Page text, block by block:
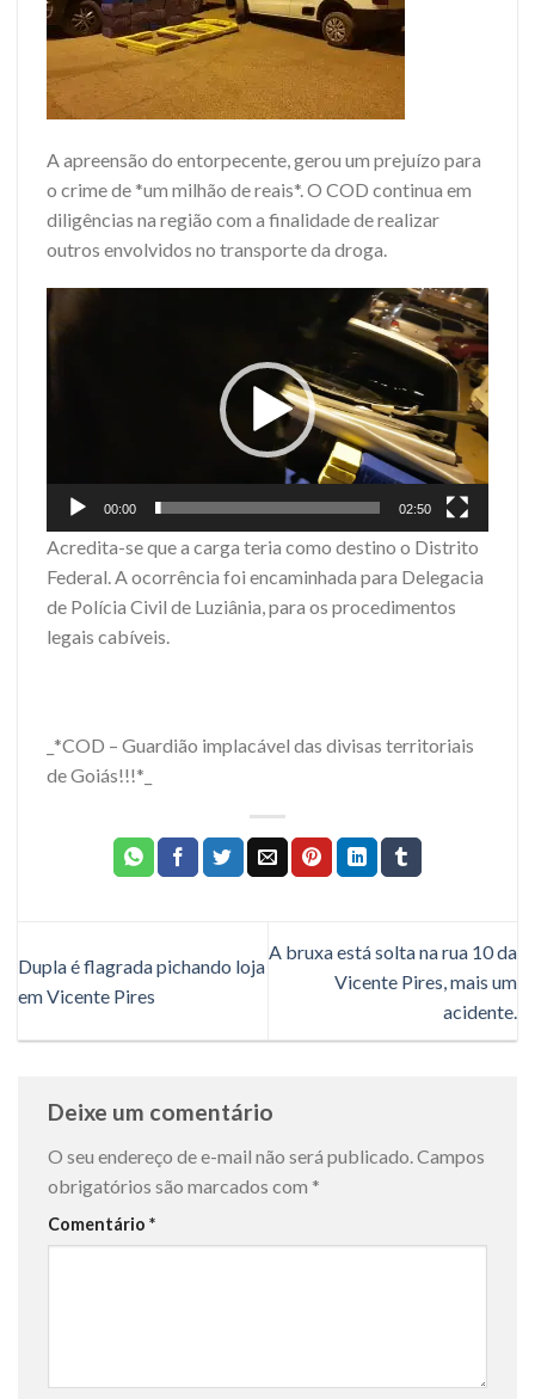
A apreensão do entorpecente, gerou um prejuízo para
o crime de *um milhão de reais*. O COD continua em
diligências na região com a finalidade de realizar
outros envolvidos no transporte da droga.
00:00 02:50
Acredita-se que a carga teria como destino o Distrito
Federal. A ocorrência foi encaminhada para Delegacia
de Polícia Civil de Luziânia, para os procedimentos
legais cabíveis.
_*COD – Guardião implacável das divisas territoriais
de Goiás!!!*_
Dupla é flagrada pichando loja
em Vicente Pires
A bruxa está solta na rua 10 da
Vicente Pires, mais um
acidente.
Deixe um comentário
O seu endereço de e-mail não será publicado.Campos
obrigatórios são marcados com *
Comentário *